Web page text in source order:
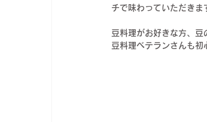
チで味わっていただきま
豆料理がお好きな方、豆
豆料理ベテランさんも初